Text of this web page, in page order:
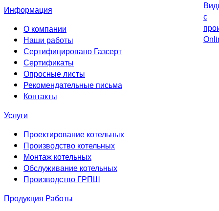
Информация
О компании
Наши работы
Сертифицировано Газсерт
Сертификаты
Опросные листы
Рекомендательные письма
Контакты
Услуги
Проектирование котельных
Производство котельных
Монтаж котельных
Обслуживание котельных
Производство ГРПШ
Продукция Работы